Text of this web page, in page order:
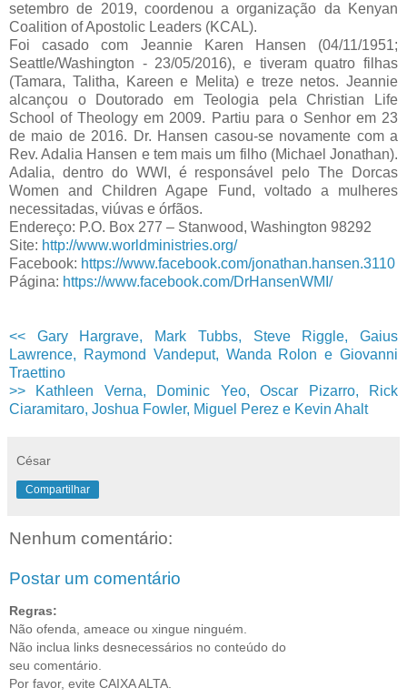
setembro de 2019, coordenou a organização da Kenyan
Coalition of Apostolic Leaders (KCAL).
Foi casado com Jeannie Karen Hansen (04/11/1951;
Seattle/Washington - 23/05/2016), e tiveram quatro filhas
(Tamara, Talitha, Kareen e Melita) e treze netos. Jeannie
alcançou o Doutorado em Teologia pela Christian Life
School of Theology em 2009. Partiu para o Senhor em 23
de maio de 2016. Dr. Hansen casou-se novamente com a
Rev. Adalia Hansen e tem mais um filho (Michael Jonathan).
Adalia, dentro do WWI, é responsável pelo The Dorcas
Women and Children Agape Fund, voltado a mulheres
necessitadas, viúvas e órfãos.
Endereço: P.O. Box 277 – Stanwood, Washington 98292
Site: http://www.worldministries.org/
Facebook: https://www.facebook.com/jonathan.hansen.3110
Página: https://www.facebook.com/DrHansenWMI/
<< Gary Hargrave, Mark Tubbs, Steve Riggle, Gaius
Lawrence, Raymond Vandeput, Wanda Rolon e Giovanni
Traettino
>> Kathleen Verna, Dominic Yeo, Oscar Pizarro, Rick
Ciaramitaro, Joshua Fowler, Miguel Perez e Kevin Ahalt
César
Compartilhar
Nenhum comentário:
Postar um comentário
Regras:
Não ofenda, ameace ou xingue ninguém.
Não inclua links desnecessários no conteúdo do
seu comentário.
Por favor, evite CAIXA ALTA.